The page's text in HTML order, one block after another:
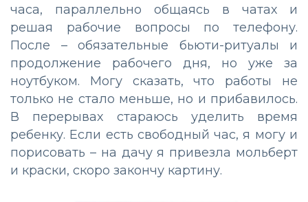
часа, параллельно общаясь в чатах и
решая рабочие вопросы по телефону.
После – обязательные бьюти-ритуалы и
продолжение рабочего дня, но уже за
ноутбуком. Могу сказать, что работы не
только не стало меньше, но и прибавилось.
В перерывах стараюсь уделить время
ребенку. Если есть свободный час, я могу и
порисовать – на дачу я привезла мольберт
и краски, скоро закончу картину.